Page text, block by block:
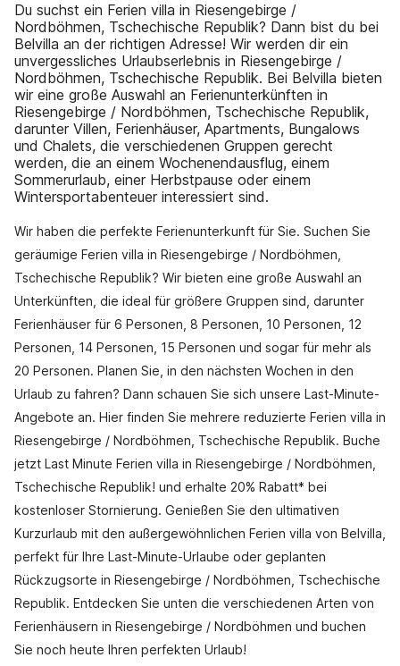
Du suchst ein Ferien villa in Riesengebirge /
Nordböhmen, Tschechische Republik? Dann bist du bei
Belvilla an der richtigen Adresse! Wir werden dir ein
unvergessliches Urlaubserlebnis in Riesengebirge /
Nordböhmen, Tschechische Republik. Bei Belvilla bieten
wir eine große Auswahl an Ferienunterkünften in
Riesengebirge / Nordböhmen, Tschechische Republik,
darunter Villen, Ferienhäuser, Apartments, Bungalows
und Chalets, die verschiedenen Gruppen gerecht
werden, die an einem Wochenendausflug, einem
Sommerurlaub, einer Herbstpause oder einem
Wintersportabenteuer interessiert sind.
Wir haben die perfekte Ferienunterkunft für Sie. Suchen Sie
geräumige Ferien villa in Riesengebirge / Nordböhmen,
Tschechische Republik? Wir bieten eine große Auswahl an
Unterkünften, die ideal für größere Gruppen sind, darunter
Ferienhäuser für 6 Personen, 8 Personen, 10 Personen, 12
Personen, 14 Personen, 15 Personen und sogar für mehr als
20 Personen. Planen Sie, in den nächsten Wochen in den
Urlaub zu fahren? Dann schauen Sie sich unsere Last-Minute-
Angebote an. Hier finden Sie mehrere reduzierte Ferien villa in
Riesengebirge / Nordböhmen, Tschechische Republik. Buche
jetzt Last Minute Ferien villa in Riesengebirge / Nordböhmen,
Tschechische Republik! und erhalte 20% Rabatt* bei
kostenloser Stornierung. Genießen Sie den ultimativen
Kurzurlaub mit den außergewöhnlichen Ferien villa von Belvilla,
perfekt für Ihre Last-Minute-Urlaube oder geplanten
Rückzugsorte in Riesengebirge / Nordböhmen, Tschechische
Republik. Entdecken Sie unten die verschiedenen Arten von
Ferienhäusern in Riesengebirge / Nordböhmen und buchen
Sie noch heute Ihren perfekten Urlaub!